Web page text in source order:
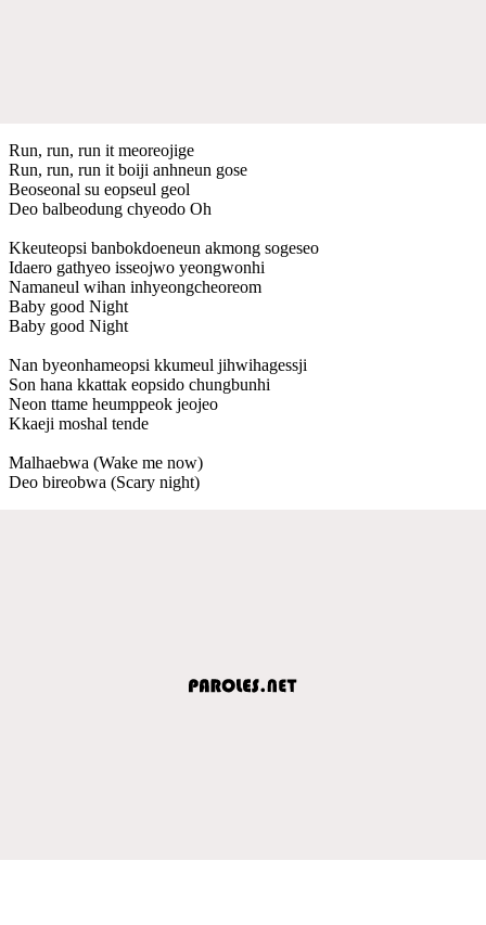
Run, run, run it meoreojige
Run, run, run it boiji anhneun gose
Beoseonal su eopseul geol
Deo balbeodung chyeodo Oh
Kkeuteopsi banbokdoeneun akmong sogeseo
Idaero gathyeo isseojwo yeongwonhi
Namaneul wihan inhyeongcheoreom
Baby good Night
Baby good Night
Nan byeonhameopsi kkumeul jihwihagessji
Son hana kkattak eopsido chungbunhi
Neon ttame heumppeok jeojeo
Kkaeji moshal tende
Malhaebwa (Wake me now)
Deo bireobwa (Scary night)